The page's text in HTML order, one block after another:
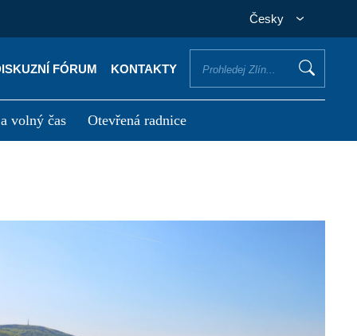
Česky
FÓRUM KONTAKTY
volný čas Otevřená radnice